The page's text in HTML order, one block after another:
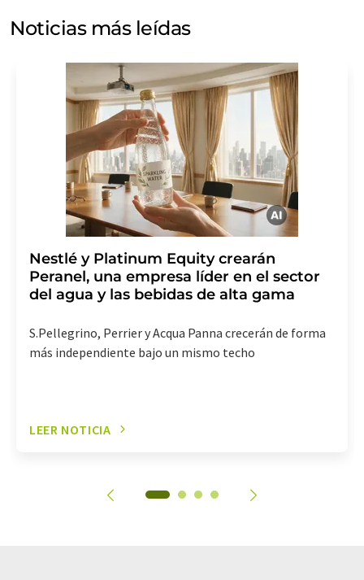
electrónico a efectos publicitarios o de investigación de
mercado y opinión. Puede revocar en todo momento su
de indicar los motivos informando por correo postal a
LUMITOS AG, Ernst-Augustin-Str. 2, 12489 Berlín
(Alemania) o por correo electrónico a
revoke@lumitos.com. Además, en cada correo
electrónico se incluye un enlace para anular la
suscripción al boletín informativo correspondiente.
Noticias más leídas
Nestlé y Platinum Equity crearán
Peranel, una empresa líder en el sector
del agua y las bebidas de alta gama
S.Pellegrino, Perrier y Acqua Panna crecerán de forma
más independiente bajo un mismo techo
LEER NOTICIA